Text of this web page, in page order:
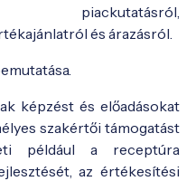
piackutatásról,
és árazásról.
képzést és előadásokat
szakértői támogatást
például a receptúra
az értékesítési